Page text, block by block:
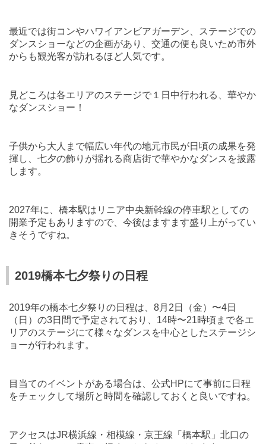
最近では街コンやハワイアンビアガーデン、ステージでの
ダンスショーなどの企画があり、交通の便も良いため市外
からも観光客が訪れるほど人気です。
見どころは各エリアのステージで１日中行われる、華やか
なダンスショー！
子供から大人まで幅広い年代の地元市民が日頃の成果を発
揮し、七夕の飾りが揺れる商店街で華やかなダンスを披露
します。
2027年に、橋本駅はリニア中央新幹線の停車駅としての
開業予定もありますので、今後はますます盛り上がってい
きそうですね。
2019橋本七夕祭りの日程
2019年の橋本七夕祭りの日程は、 8月 2 日（金）〜4日
（日）の3日間で予定されており、 14時〜21時頃まで各エ
リアのステージにて様々なダンスを中心としたステージシ
ョーが行われます。
目当てのイベントがある場合は、公式HPにて事前に日程
をチェックして場所と時間を確認しておくと良いですね。
アクセスはJR横浜線・相模線・京王線「橋本駅」北口の